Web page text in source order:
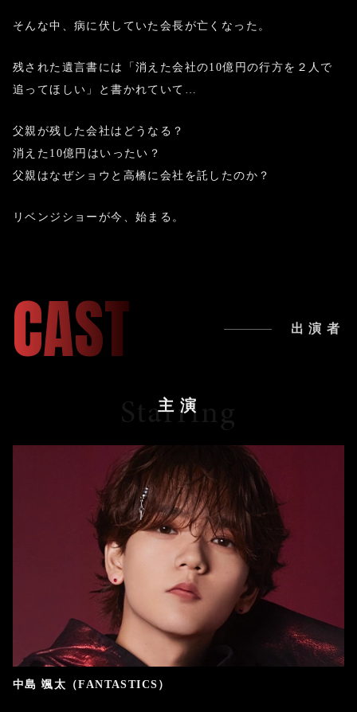
そんな中、病に伏していた会長が亡くなった。
残された遺言書には「消えた会社の10億円の行方を２人で
追ってほしい」と書かれていて…
父親が残した会社はどうなる？
消えた10億円はいったい？
父親はなぜショウと高橋に会社を託したのか？
リベンジショーが今、始まる。
CAST 出演者
主演
Starring
中島 颯太（FANTASTICS）